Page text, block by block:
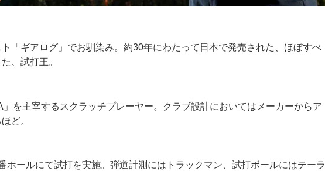
「ギアログ」でお馴染み。約30年にわたって日本で発売された、ほぼすべ
、試打王。
を主宰するスクラッチプレーヤー。クラブ設計においてはメーカーからア
ど。
ホールにて試打を実施。弾道計測にはトラックマン、試打ボールにはテーラ